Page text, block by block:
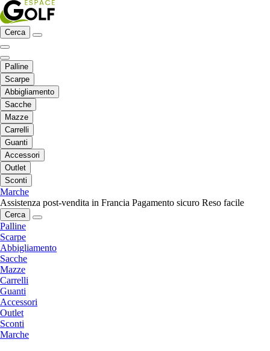
Cerca
Palline
Scarpe
Abbigliamento
Sacche
Mazze
Carrelli
Guanti
Accessori
Outlet
Sconti
Marche
Assistenza post-vendita in Francia Pagamento sicuro Reso facile
Cerca
Palline
Scarpe
Abbigliamento
Sacche
Mazze
Carrelli
Guanti
Accessori
Outlet
Sconti
Marche